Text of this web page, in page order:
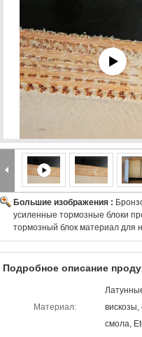
Большие изображения :
усиленные тормозные блоки
тормозный блок материал для
Подробное описание
Материал:
вискозы,
смола,